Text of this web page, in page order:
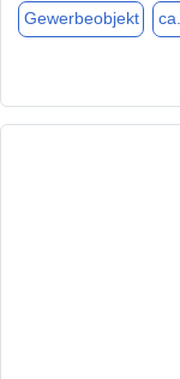
Gewerbeobjekt